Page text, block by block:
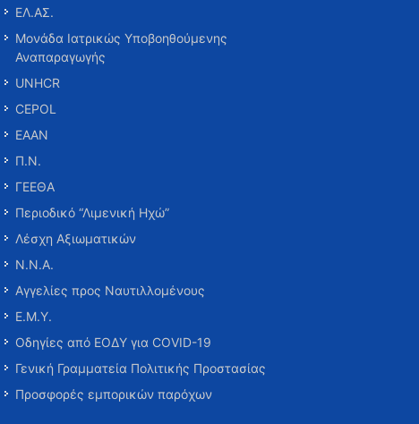
ΕΛ.ΑΣ.
Μονάδα Ιατρικώς Υποβοηθούμενης
Αναπαραγωγής
UNHCR
CEPOL
ΕΑΑΝ
Π.Ν.
ΓΕΕΘΑ
Περιοδικό “Λιμενική Ηχώ”
Λέσχη Αξιωματικών
Ν.Ν.Α.
Αγγελίες προς Ναυτιλλομένους
Ε.Μ.Υ.
Οδηγίες από ΕΟΔΥ για COVID-19
Γενική Γραμματεία Πολιτικής Προστασίας
Προσφορές εμπορικών παρόχων